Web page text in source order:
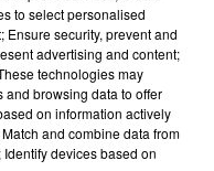
DES RAYONS...
COÛTE 25 %
Y A CINQ ANS,
to select personalised
Ensure security, prevent and
advertising and content;
technologies may
and browsing data to offer
on information actively
and combine data from
devices based on